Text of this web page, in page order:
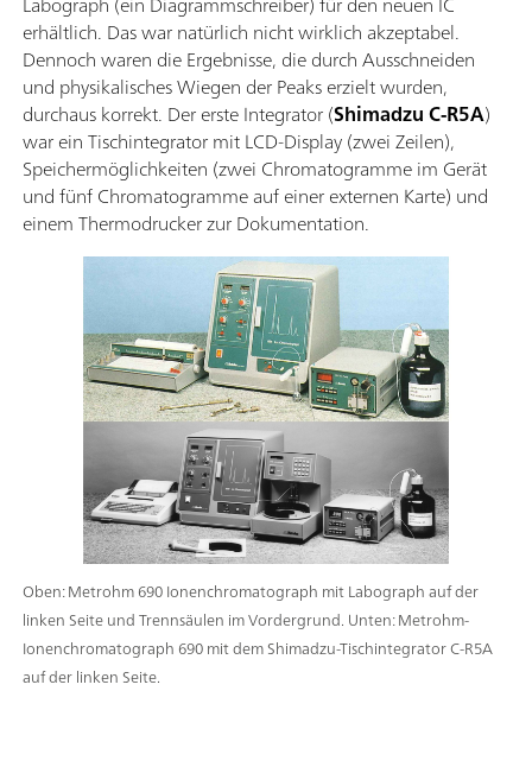
Oben: Metrohm 690 Ionenchromatograph mit Labograph auf der
linken Seite und Trennsäulen im Vordergrund. Unten: Metrohm-
Ionenchromatograph 690 mit dem Shimadzu-Tischintegrator C-R5A
auf der linken Seite.
erhältlich. Das war natürlich nicht wirklich akzeptabel.
Dennoch waren die Ergebnisse, die durch Ausschneiden
und physikalisches Wiegen der Peaks erzielt wurden,
durchaus korrekt. Der erste Integrator (Shimadzu C-R5A)
war ein Tischintegrator mit LCD-Display (zwei Zeilen),
Speichermöglichkeiten (zwei Chromatogramme im Gerät
und fünf Chromatogramme auf einer externen Karte) und
einem Thermodrucker zur Dokumentation.